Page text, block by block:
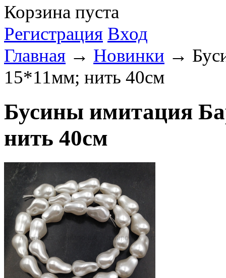
Корзина пуста
Регистрация Вход
Главная → Новинки →
15*11мм; нить 40см
Бусины имитация
нить 40см